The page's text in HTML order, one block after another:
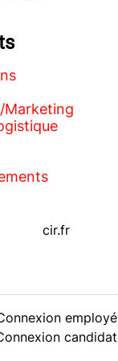
Marketing
cir.fr
employé
candidat